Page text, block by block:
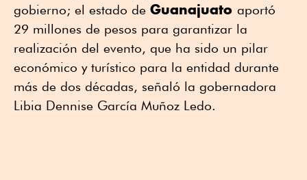
gobierno; el estado de Guanajuato aportó
29 millones de pesos para garantizar la
realización del evento, que ha sido un pilar
económico y turístico para la entidad durante
más de dos décadas, señaló la gobernadora
Libia Dennise García Muñoz Ledo.